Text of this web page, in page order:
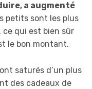
a augmenté
petits sont les plus
ce qui est bien sûr
le bon montant.
saturés d’un plus
des cadeaux de